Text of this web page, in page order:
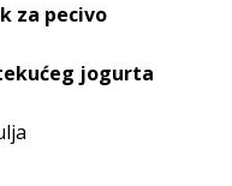
za pecivo
jogurta